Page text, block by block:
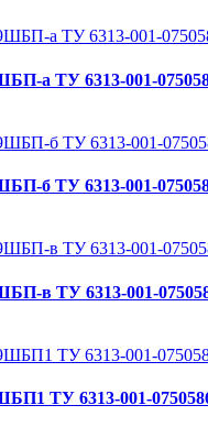
а ТУ 6313-001-
б ТУ 6313-001-
в ТУ 6313-001-
ТУ 6313-001-